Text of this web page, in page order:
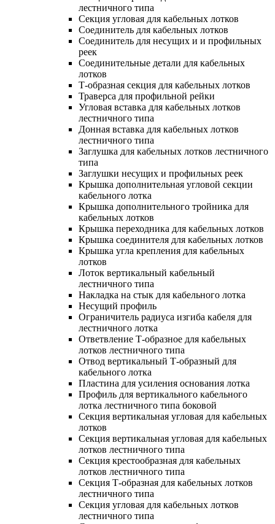
лестничного типа
Секция угловая для кабельных лотков
Соединитель для кабельных лотков
Соединитель для несущих и и профильных
реек
Соединительные детали для кабельных
лотков
Т-образная секция для кабельных лотков
Траверса для профильной рейки
Угловая вставка для кабельных лотков
лестничного типа
Донная вставка для кабельных лотков
лестничного типа
Заглушка для кабельных лотков лестничного
типа
Заглушки несущих и профильных реек
Крышка дополнительная угловой секции
кабельного лотка
Крышка дополнительного тройника для
кабельных лотков
Крышка переходника для кабельных лотков
Крышка соединителя для кабельных лотков
Крышка угла крепления для кабельных
лотков
Лоток вертикальный кабельный
лестничного типа
Накладка на стык для кабельного лотка
Несущий профиль
Ограничитель радиуса изгиба кабеля для
лестничного лотка
Ответвление Т-образное для кабельных
лотков лестничного типа
Отвод вертикальный Т-образный для
кабельного лотка
Пластина для усиления основания лотка
Профиль для вертикального кабельного
лотка лестничного типа боковой
Секция вертикальная угловая для кабельных
лотков
Секция вертикальная угловая для кабельных
лотков лестничного типа
Секция крестообразная для кабельных
лотков лестничного типа
Секция Т-образная для кабельных лотков
лестничного типа
Секция угловая для кабельных лотков
лестничного типа